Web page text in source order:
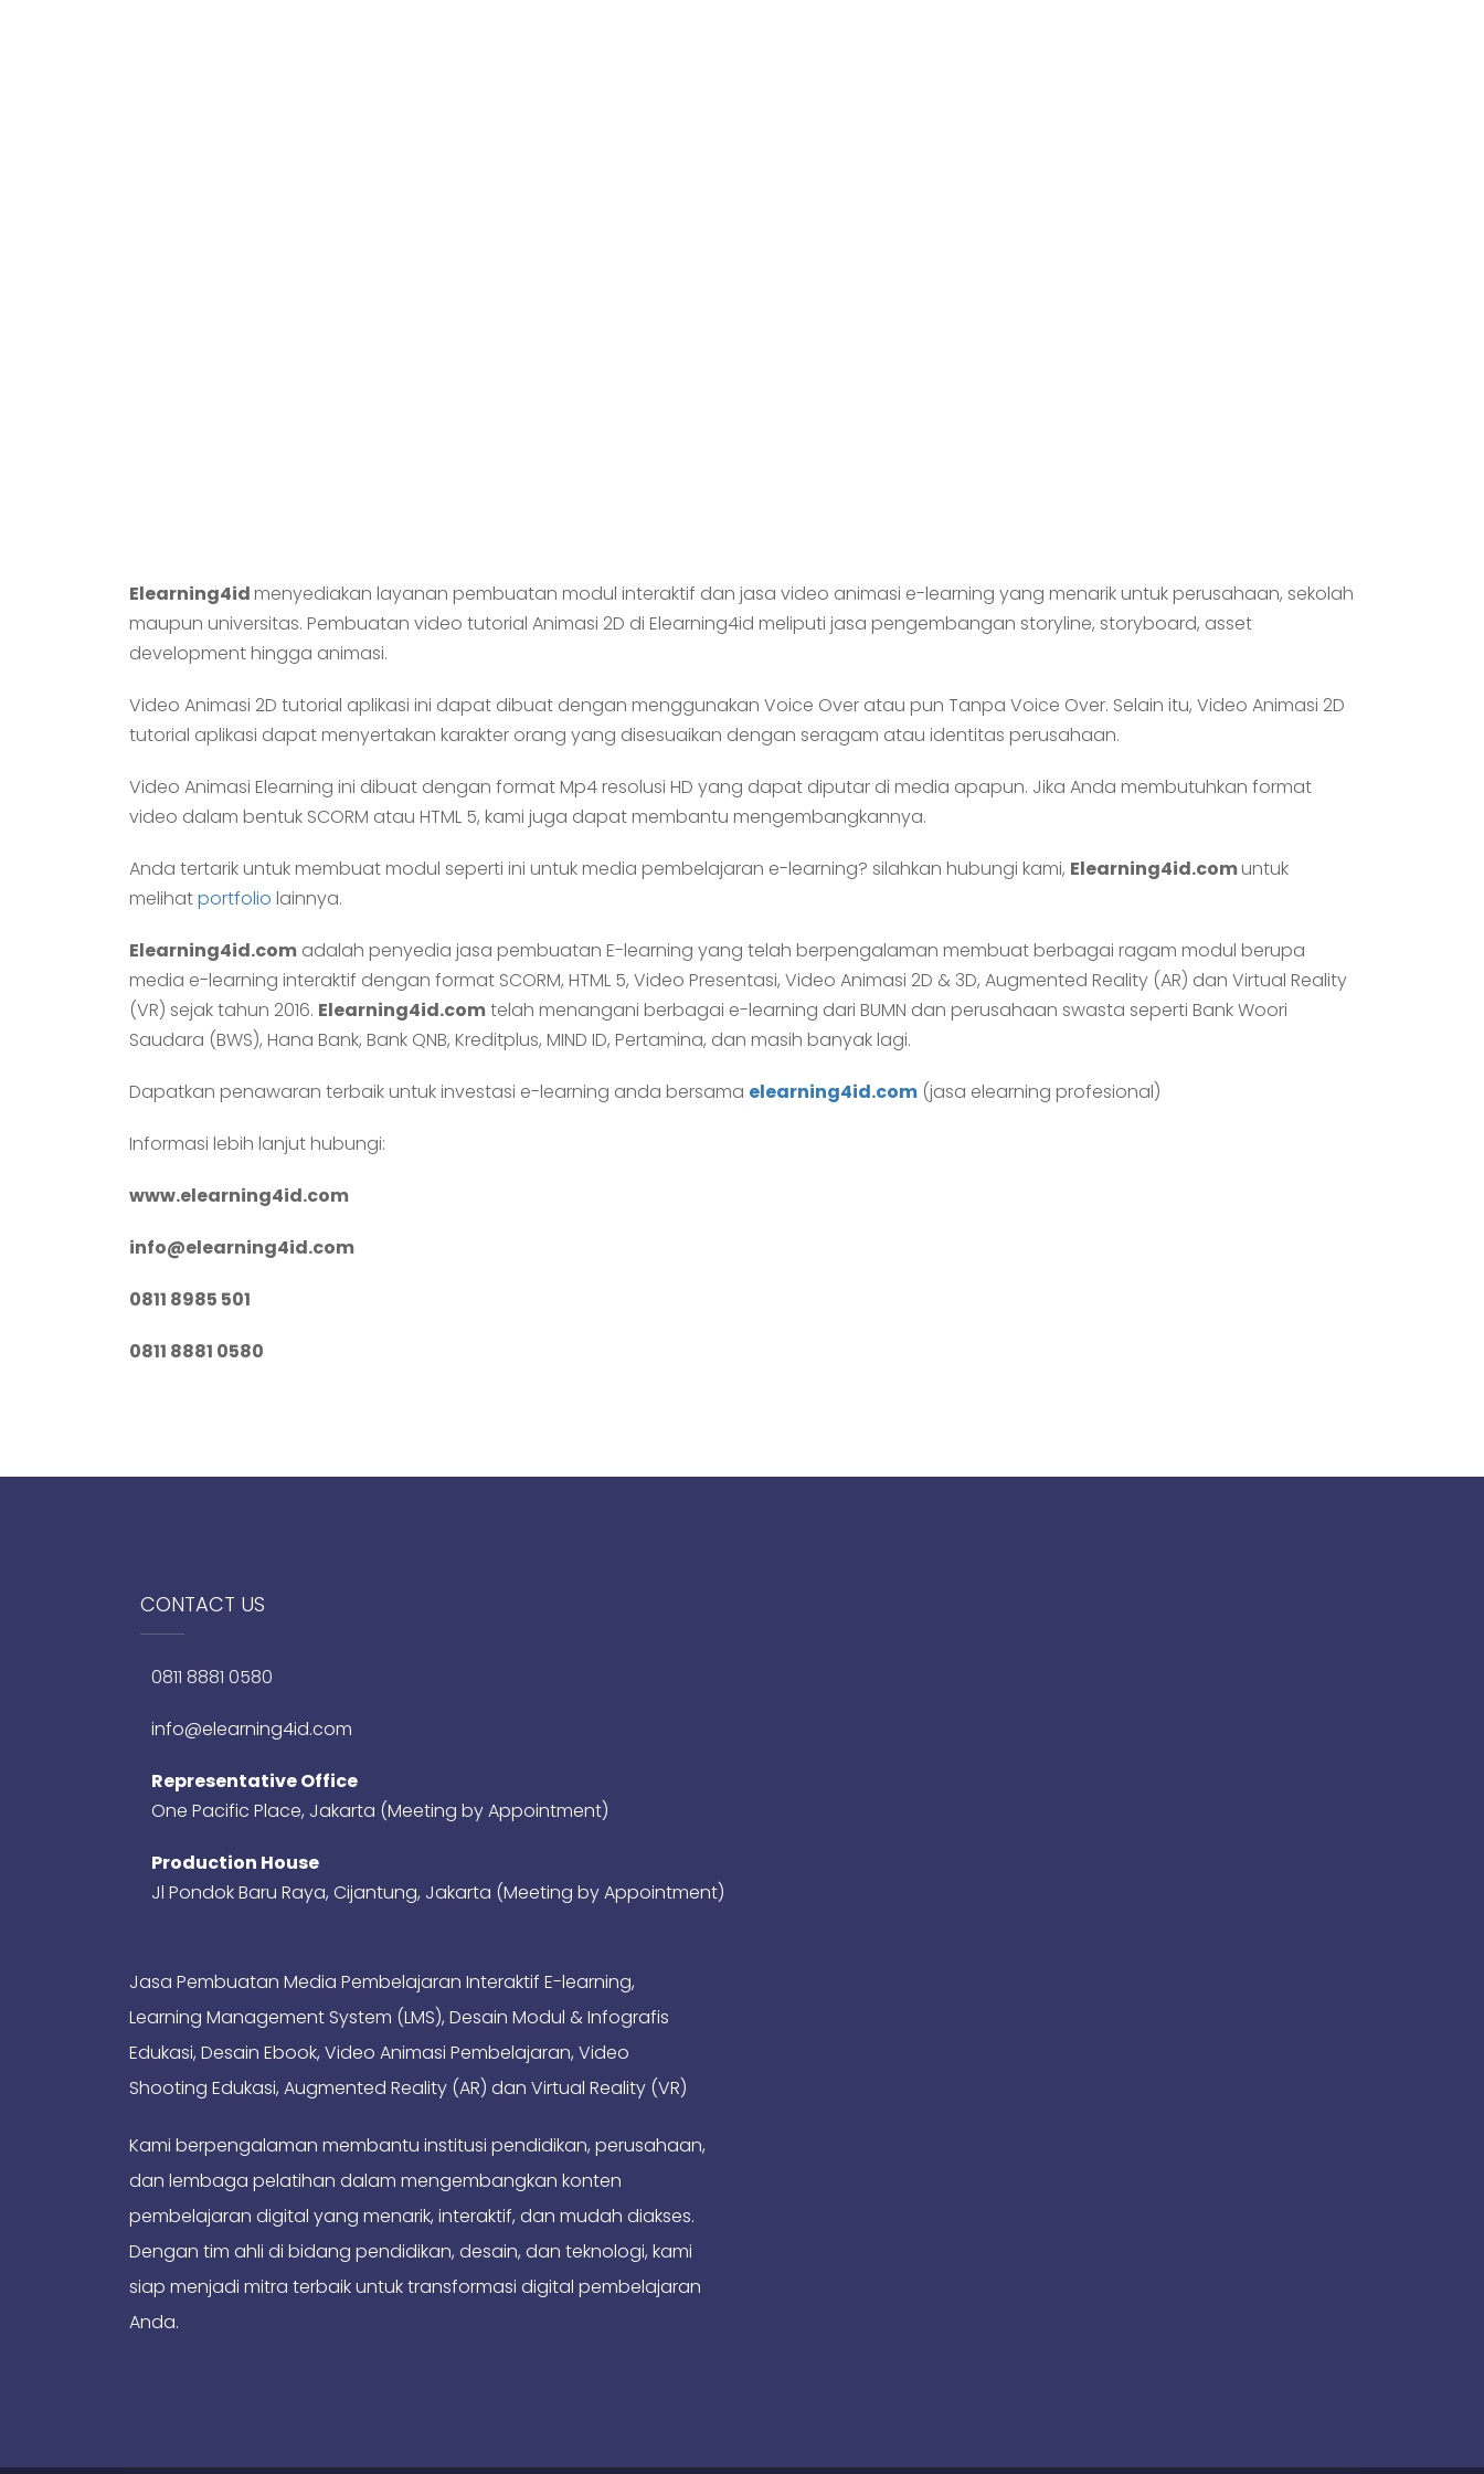
Elearning4idmenyediakan layanan pembuatan modul interaktif dan jasa video animasi e-learning yang menarik untuk perusahaan, sekolah
maupun universitas. Pembuatan video tutorial Animasi 2D di Elearning4id meliputi jasa pengembangan storyline, storyboard, asset
development hingga animasi.
Video Animasi 2D tutorial aplikasi ini dapat dibuat dengan menggunakan Voice Over atau pun Tanpa Voice Over. Selain itu, Video Animasi 2D
tutorial aplikasi dapat menyertakan karakter orang yang disesuaikan dengan seragam atau identitas perusahaan.
Video Animasi Elearning ini dibuat dengan format Mp4 resolusi HD yang dapat diputar di media apapun. Jika Anda membutuhkan format
video dalam bentuk SCORM atau HTML 5, kami juga dapat membantu mengembangkannya.
Anda tertarik untuk membuat modul seperti ini untuk media pembelajaran e-learning? silahkan hubungi kami, Elearning4id.comuntuk
melihatportfolio lainnya.
Elearning4id.com adalah penyedia jasa pembuatan E-learning yang telah berpengalaman membuat berbagai ragam modul berupa
media e-learning interaktif dengan format SCORM, HTML 5, Video Presentasi, Video Animasi 2D & 3D, Augmented Reality (AR) dan Virtual Reality
(VR) sejak tahun 2016. Elearning4id.comtelah menangani berbagai e-learning dari BUMN dan perusahaan swasta seperti Bank Woori
Saudara (BWS), Hana Bank, Bank QNB, Kreditplus, MIND ID, Pertamina, dan masih banyak lagi.
Dapatkan penawaran terbaik untuk investasi e-learning anda bersama elearning4id.com (jasa elearning profesional)
Informasi lebih lanjut hubungi:
www.elearning4id.com
info@elearning4id.com
0811 8985 501
0811 8881 0580
CONTACT US
0811 8881 0580
info@elearning4id.com
Representative Office
One Pacific Place, Jakarta (Meeting by Appointment)
Production House
Jl Pondok Baru Raya, Cijantung, Jakarta (Meeting by Appointment)
Jasa Pembuatan Media Pembelajaran Interaktif E-learning,
Learning Management System (LMS), Desain Modul & Infografis
Edukasi, Desain Ebook, Video Animasi Pembelajaran, Video
Shooting Edukasi, Augmented Reality (AR) dan Virtual Reality (VR)
Kami berpengalaman membantu institusi pendidikan, perusahaan,
dan lembaga pelatihan dalam mengembangkan konten
pembelajaran digital yang menarik, interaktif, dan mudah diakses.
Dengan tim ahli di bidang pendidikan, desain, dan teknologi, kami
siap menjadi mitra terbaik untuk transformasi digital pembelajaran
Anda.